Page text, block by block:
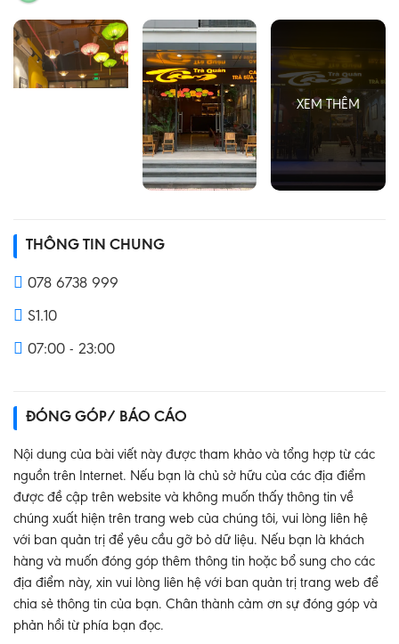
THÔNG TIN CHUNG
078 6738 999
S1.10
07:00 - 23:00
ĐÓNG GÓP/ BÁO CÁO
Nội dung của bài viết này được tham khảo và tổng hợp từ các
nguồn trên Internet. Nếu bạn là chủ sở hữu của các địa điểm
được đề cập trên website và không muốn thấy thông tin về
chúng xuất hiện trên trang web của chúng tôi, vui lòng liên hệ
với ban quản trị để yêu cầu gỡ bỏ dữ liệu. Nếu bạn là khách
hàng và muốn đóng góp thêm thông tin hoặc bổ sung cho các
địa điểm này, xin vui lòng liên hệ với ban quản trị trang web để
chia sẻ thông tin của bạn. Chân thành cảm ơn sự đóng góp và
phản hồi từ phía bạn đọc.